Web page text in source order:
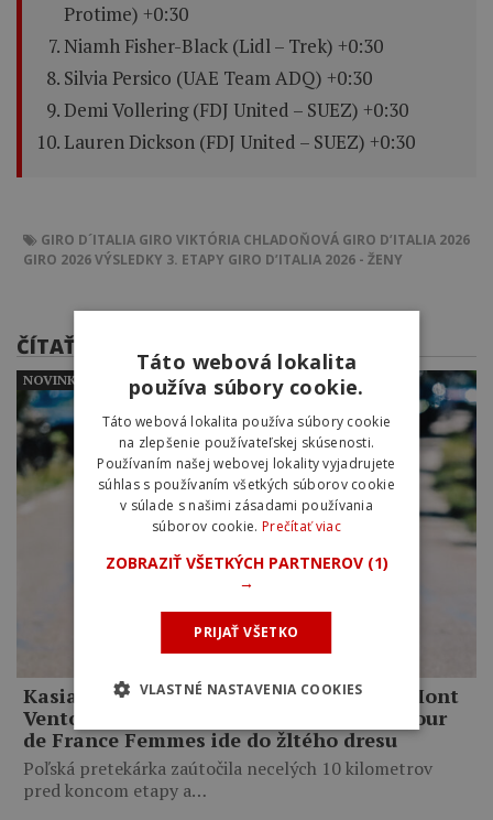
Protime) +0:30
Niamh Fisher-Black (Lidl – Trek) +0:30
Silvia Persico (UAE Team ADQ) +0:30
Demi Vollering (FDJ United – SUEZ) +0:30
Lauren Dickson (FDJ United – SUEZ) +0:30
GIRO D´ITALIA GIRO VIKTÓRIA CHLADOŇOVÁ GIRO D’ITALIA 2026
GIRO 2026VÝSLEDKY 3. ETAPY GIRO D’ITALIA 2026 - ŽENY
ČÍTAŤ ĎALEJ
Kasia Niewiadoma ovládla legendárny Mont
Ventoux. Po neuveriteľnom výkone na Tour
de France Femmes ide do žltého dresu
Poľská pretekárka zaútočila necelých 10 kilometrov
pred koncom etapy a…
NOVINKY
Táto webová lokalita
používa súbory cookie.
Táto webová lokalita používa súbory cookie
na zlepšenie používateľskej skúsenosti.
Používaním našej webovej lokality vyjadrujete
súhlas s používaním všetkých súborov cookie
v súlade s našimi zásadami používania
súborov cookie. Prečítať viac
ZOBRAZIŤ VŠETKÝCH PARTNEROV (1)
→
PRIJAŤ VŠETKO
VLASTNÉ NASTAVENIA COOKIES